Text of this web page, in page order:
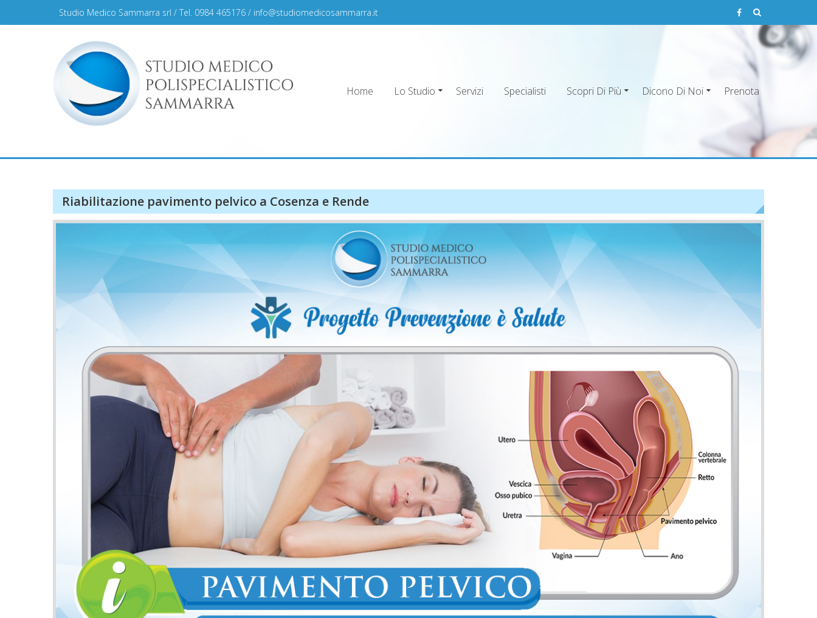
Studio Medico Sammarra srl / Tel. 0984 465176 / info@studiomedicosammarra.it
Home Lo Studio Servizi Specialisti Scopri Di Più Dicono Di Noi Prenota
Riabilitazione pavimento pelvico a Cosenza e Rende